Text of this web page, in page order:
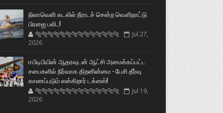
நிலாவெளி கடலில் நீராடச் சென்ற வௌிநாட்டு
பிரஜை பலி..!
🐅🐅🐅🐅🐅🐅🐆🐆🐆🐆🐆🐆🐆🐆
Jul 27,
2026
ஈபிடிபியின் ஆதரவுடன் ஆட்சி அமைக்கப்பட்ட
சபைகளில் நிர்வாக திறனின்மை - பேசி தீர்வு
காணப்படும் என்கிறார் டக்ளஸ்!
🐅🐅🐅🐅🐅🐅🐆🐆🐆🐆🐆🐆🐆🐆
Jul 19,
2026